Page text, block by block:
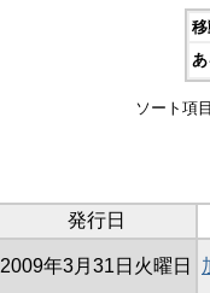
ソート項
発行日
2009年3月31日火曜日